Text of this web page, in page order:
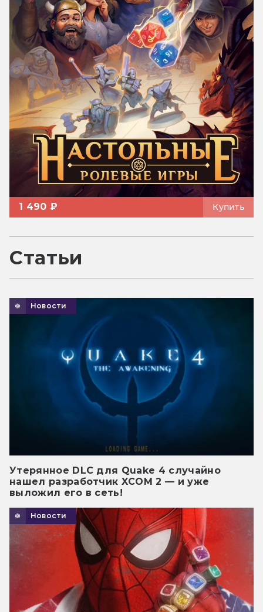
1 490 ₽ Купить
Статьи
Новости
Утерянное DLC для Quake 4 случайно
нашел разработчик XCOM 2 — и уже
выложил его в сеть!
Новости